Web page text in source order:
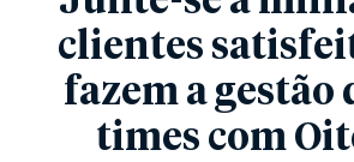
clientes
fazem a gestão
times com